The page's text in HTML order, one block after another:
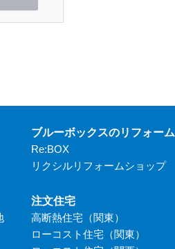
ブルーボックスのリフォーム
Re:BOX
リクシルリフォームショップ
注文住宅
高断熱住宅（関東）
ローコスト住宅（関東）